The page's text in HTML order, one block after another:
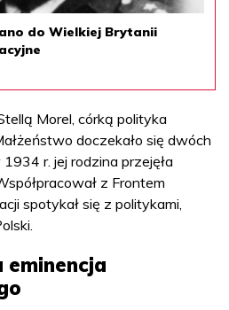
do Wielkiej Brytanii
Morel, córką polityka
doczekało się dwóch
r. jej rodzina przejęła
z Frontem
spotykał się z politykami,
eminencja